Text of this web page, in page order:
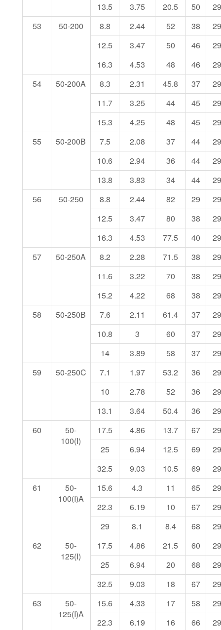
13.5
3.75 20.5 50
53
50-200 8.8 2.44 52 38
12.5
3.47 50 46
16.3
4.53 48 46
54
50-200A 8.3 2.31 45.8 37
11.7
3.25 44 45
15.3
4.25 48 45
55
50-200B 7.5 2.08 37 44
10.6
2.94 36 44
13.8
3.83 34 44
56
50-250 8.8 2.44 82 29
12.5
3.47 80 38
16.3
4.53 77.5 40
57
50-250A 8.2 2.28 71.5 38
11.6
3.22 70 38
15.2
4.22 68 38
58
50-250B 7.6 2.11 61.4 37
10.8
3 60 37
14
3.89 58 37
59
50-250C 7.1 1.97 53.2 36
10
2.78 52 36
13.1
3.64 50.4 36
60
50-
100(I)
17.5 4.86 13.7 67
25
6.94 12.5 69
32.5
9.03 10.5 69
61
50-
100(I)A
15.6 4.3 11 65
22.3
6.19 10 67
29
8.1 8.4 68
62
50-
125(I)
17.5 4.86 21.5 60
25
6.94 20 68
32.5
9.03 18 67
63
50-
125(I)A
15.6 4.33 17 58
22.3
6.19 16 66